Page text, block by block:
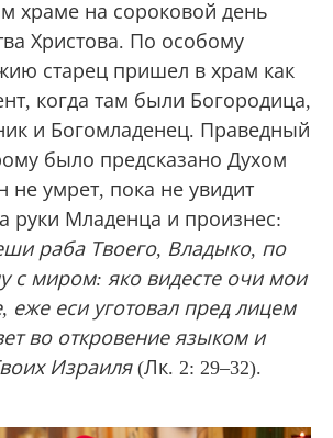
храме на сороковой день
Христова. По особому
старец пришел в храм как
когда там были Богородица,
и Богомладенец. Праведный
было предсказано Духом
не умрет, пока не увидит
руки Младенца и произнес:
раба Твоего, Владыко, по
с миром: яко видесте очи мои
еже еси уготовал пред лицем
во откровение языком и
Израиля(Лк. 2: 29–32).